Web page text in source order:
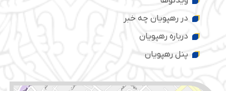
در رهپویان چه خبر
درباره رهپویان
پنل رهپویان